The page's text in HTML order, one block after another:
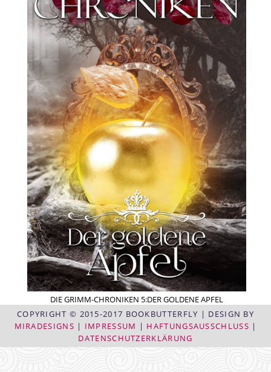
DIE GRIMM-CHRONIKEN 5:DER GOLDENE APFEL
COPYRIGHT © 2015-2017 BOOKBUTTERFLY | DESIGN BY
MIRADESIGNS | IMPRESSUM | HAFTUNGSAUSSCHLUSS |
DATENSCHUTZERKLÄRUNG